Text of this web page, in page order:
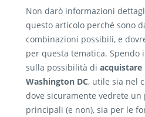
Non darò informazioni
questo articolo perché sono
combinazioni possibili, e
per questa tematica. Spendo
sulla possibilità di acquistare
Washington DC, utile sia nel
dove sicuramente vedrete un
principali (e non), sia per le